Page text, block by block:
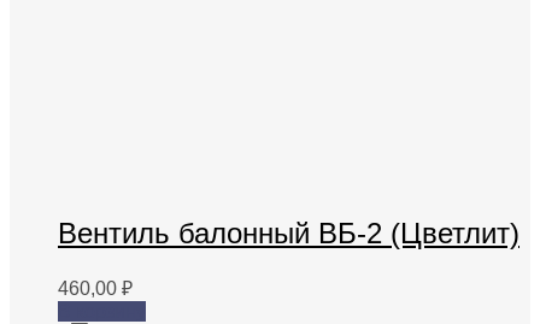
Вентиль балонный ВБ-2 (Цветлит)
460,00 ₽